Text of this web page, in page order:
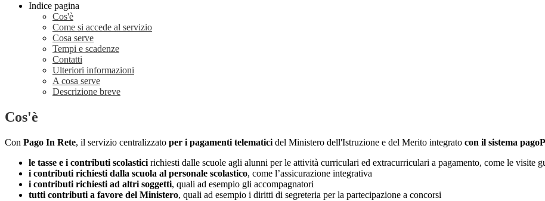
Indice pagina
Cos'è
Come si accede al servizio
Cosa serve
Tempi e scadenze
Contatti
Ulteriori informazioni
A cosa serve
Descrizione breve
Cos'è
Con Pago In Rete, il servizio centralizzato per i pagamenti telematici del Ministero dell'Istruzione e del Merito integrato con il sistema
le tasse e i contributi scolastici richiesti dalle scuole agli alunni per le attività curriculari ed extracurriculari a pagamento, come le visite
i contributi richiesti dalla scuola al personale scolastico, come l’assicurazione integrativa
i contributi richiesti ad altri soggetti, quali ad esempio gli accompagnatori
tutti contributi a favore del Ministero, quali ad esempio i diritti di segreteria per la partecipazione a concorsi